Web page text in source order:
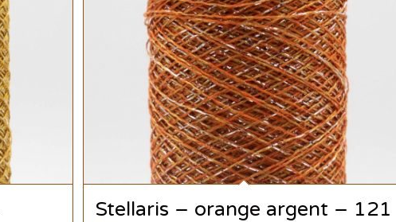
Stellaris – orange argent – 121